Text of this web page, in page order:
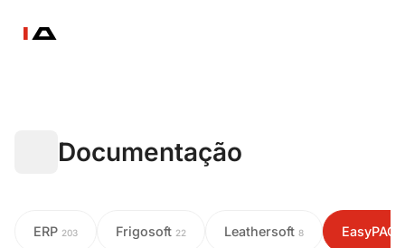
Documentação
ERP 203 Frigosoft 22 Leathersoft 8 EasyPAC